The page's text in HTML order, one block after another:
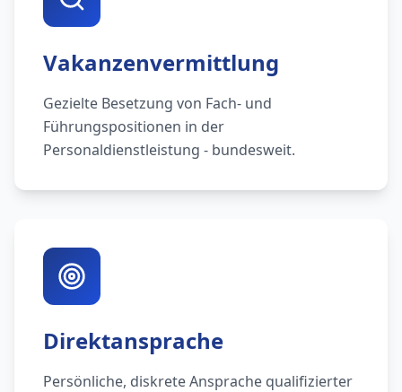
Vakanzenvermittlung
Gezielte Besetzung von Fach- und
Führungspositionen in der
Personaldienstleistung - bundesweit.
Direktansprache
Persönliche, diskrete Ansprache qualifizierter